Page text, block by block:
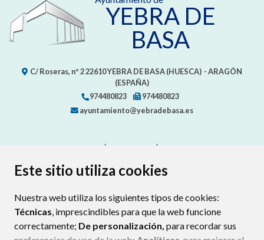
Este sitio utiliza cookies
Nuestra web utiliza los siguientes tipos de cookies:
Técnicas, imprescindibles para que la web funcione
correctamente; De personalización, para recordar sus
YEBRA DE
BASA
C/ Roseras, nº 222610YEBRA DE BASA (HUESCA) - ARAGÓN
(ESPAÑA)
974480823
974480823
ayuntamiento@yebradebasa.es
PROTECCIÓN DE DATOS
POLÍTICA DE COOKIES